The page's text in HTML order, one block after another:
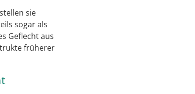
sie
sogar als
Geflecht aus
früherer